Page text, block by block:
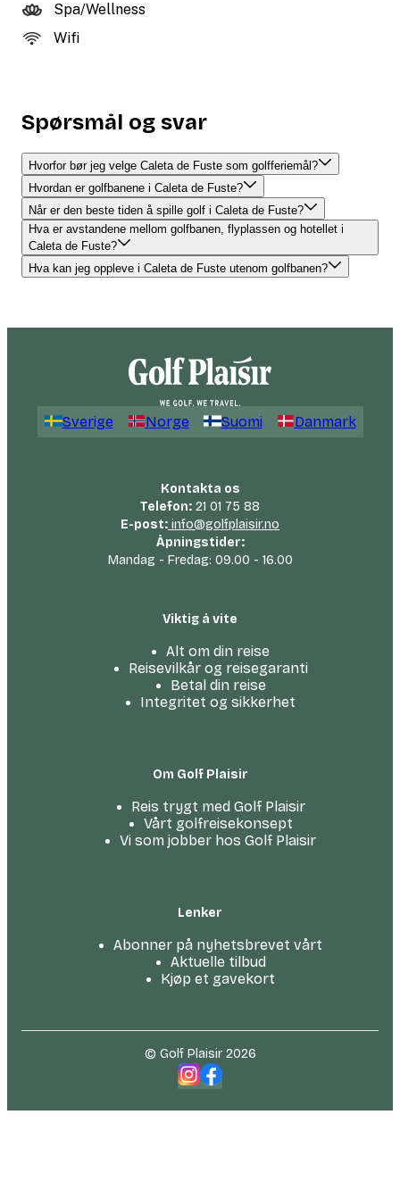
Spa/Wellness
Wifi
Spørsmål og svar
Hvorfor bør jeg velge Caleta de Fuste som golfferiemål?
Hvordan er golfbanene i Caleta de Fuste?
Når er den beste tiden å spille golf i Caleta de Fuste?
Hva er avstandene mellom golfbanen, flyplassen og hotellet i
Caleta de Fuste?
Hva kan jeg oppleve i Caleta de Fuste utenom golfbanen?
Sverige Norge Suomi Danmark
Kontakta os
Telefon: 21 01 75 88
E-post: info@golfplaisir.no
Åpningstider:
Mandag - Fredag: 09.00 - 16.00
Viktig å vite
Alt om din reise
Reisevilkår og reisegaranti
Betal din reise
Integritet og sikkerhet
Om Golf Plaisir
Reis trygt med Golf Plaisir
Vårt golfreise­konsept
Vi som jobber hos Golf Plaisir
Lenker
Abonner på nyhetsbrevet vårt
Aktuelle tilbud
Kjøp et gavekort
© Golf Plaisir 2026